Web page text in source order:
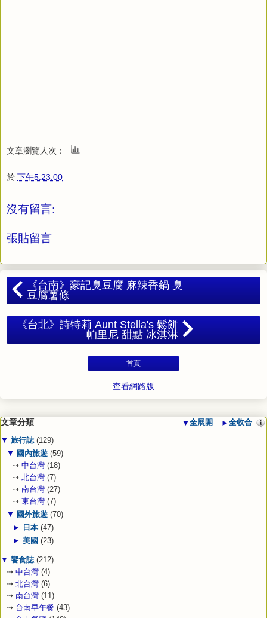
文章瀏覽人次：
於 下午5:23:00
沒有留言:
張貼留言
《台南》豪記臭豆腐 麻辣香鍋 臭
豆腐薯條
《台北》詩特莉 Aunt Stella's 鬆餅
帕里尼 甜點 冰淇淋
首頁
查看網路版
▼ 全展開 ► 全收合
文章分類
▼ 旅行誌 (129)
▼ 國內旅遊 (59)
⇢ 中台灣 (18)
⇢ 北台灣 (7)
⇢ 南台灣 (27)
⇢ 東台灣 (7)
▼ 國外旅遊 (70)
►
日本 (47)
► 美國 (23)
▼ 饗食誌 (212)
⇢ 中台灣 (4)
⇢ 北台灣 (6)
⇢ 南台灣 (11)
⇢ 台南早午餐 (43)